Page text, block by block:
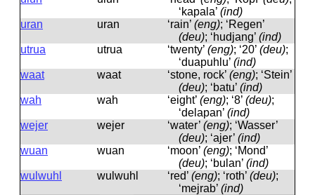
‘kapala’ (ind)
uran
uran ‘rain’ (eng); ‘Regen’
(deu); ‘hudjang’ (ind)
utrua
utrua ‘twenty’ (eng); ‘20’ (deu);
‘duapuhlu’ (ind)
waat
waat ‘stone, rock’ (eng); ‘Stein’
(deu); ‘batu’ (ind)
wah
wah ‘eight’ (eng); ‘8’ (deu);
‘delapan’ (ind)
wejer
wejer ‘water’ (eng); ‘Wasser’
(deu); ‘ajer’ (ind)
wuan
wuan ‘moon’ (eng); ‘Mond’
(deu); ‘bulan’ (ind)
wulwuhl
wulwuhl ‘red’ (eng); ‘roth’ (deu);
‘mejrab’ (ind)